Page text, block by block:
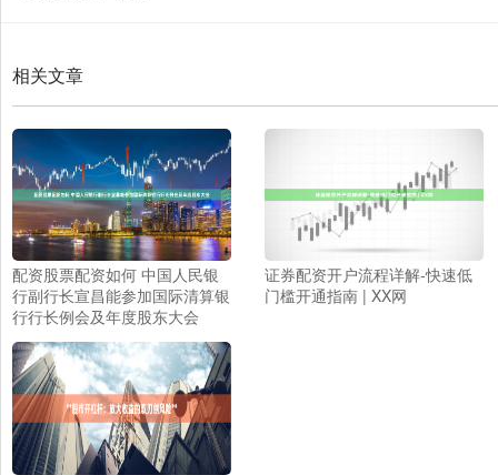
相关文章
配资股票配资如何 中国人民银
行副行长宣昌能参加国际清算银
行行长例会及年度股东大会
证券配资开户流程详解-快速低
门槛开通指南 | XX网